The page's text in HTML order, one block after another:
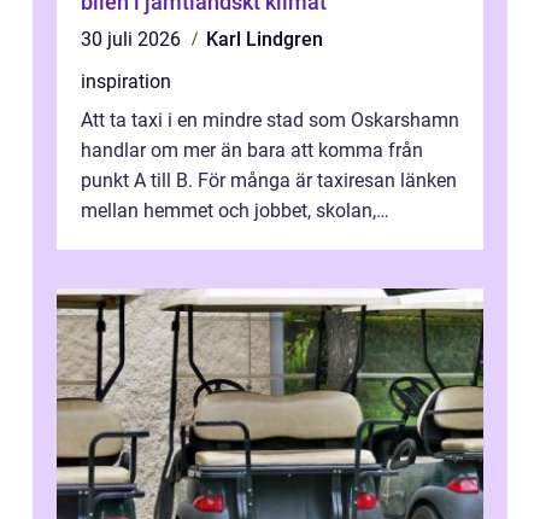
30 juli 2026
Karl Lindgren
inspiration
Att ta taxi i en mindre stad som Oskarshamn
handlar om mer än bara att komma från
punkt A till B. För många är taxiresan länken
mellan hemmet och jobbet, skolan,